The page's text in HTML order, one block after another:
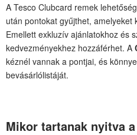
A Tesco Clubcard remek
után pontokat gyűjthet, amelyeket
Emellett exkluzív ajánlatokhoz és
kedvezményekhez hozzáférhet. A
kéznél vannak a pontjai, és
bevásárlólistáját.
Mikor tartanak nyitva